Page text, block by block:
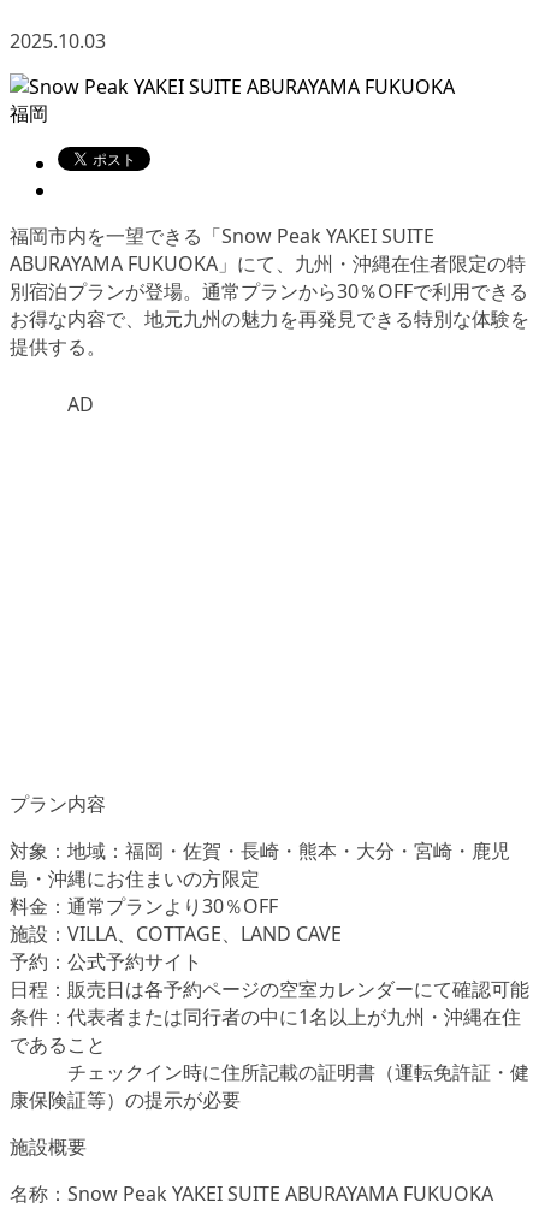
2025.10.03
福岡
福岡市内を一望できる「Snow Peak YAKEI SUITE
ABURAYAMA FUKUOKA」にて、九州・沖縄在住者限定の特
別宿泊プランが登場。通常プランから30％OFFで利用できる
お得な内容で、地元九州の魅力を再発見できる特別な体験を
提供する。
AD
プラン内容
対象：地域：福岡・佐賀・長崎・熊本・大分・宮崎・鹿児
島・沖縄にお住まいの方限定
料金：通常プランより30％OFF
施設：VILLA、COTTAGE、LAND CAVE
予約：公式予約サイト
日程：販売日は各予約ページの空室カレンダーにて確認可能
条件：代表者または同行者の中に1名以上が九州・沖縄在住
であること
チェックイン時に住所記載の証明書（運転免許証・健
康保険証等）の提示が必要
施設概要
名称：Snow Peak YAKEI SUITE ABURAYAMA FUKUOKA